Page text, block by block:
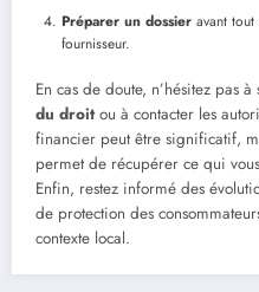
Préparer un dossier avant
fournisseur.
En cas de doute, n’hésitez pas à
du droitou à contacter les
financier peut être significatif,
permet de récupérer ce qui
Enfin, restez informé des
de protection des
contexte local.